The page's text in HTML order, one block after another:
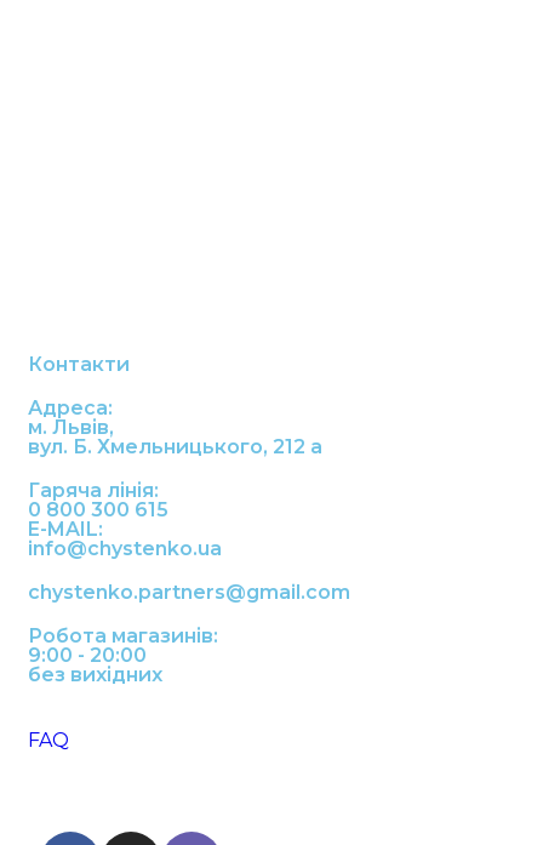
Контакти
Адреса:
м. Львів,
вул. Б. Хмельницького, 212 а
Гаряча лінія:
0 800 300 615
E-MAIL:
info@chystenko.ua
chystenko.partners@gmail.com
Робота магазинів:
9:00 - 20:00
без вихідних
FAQ